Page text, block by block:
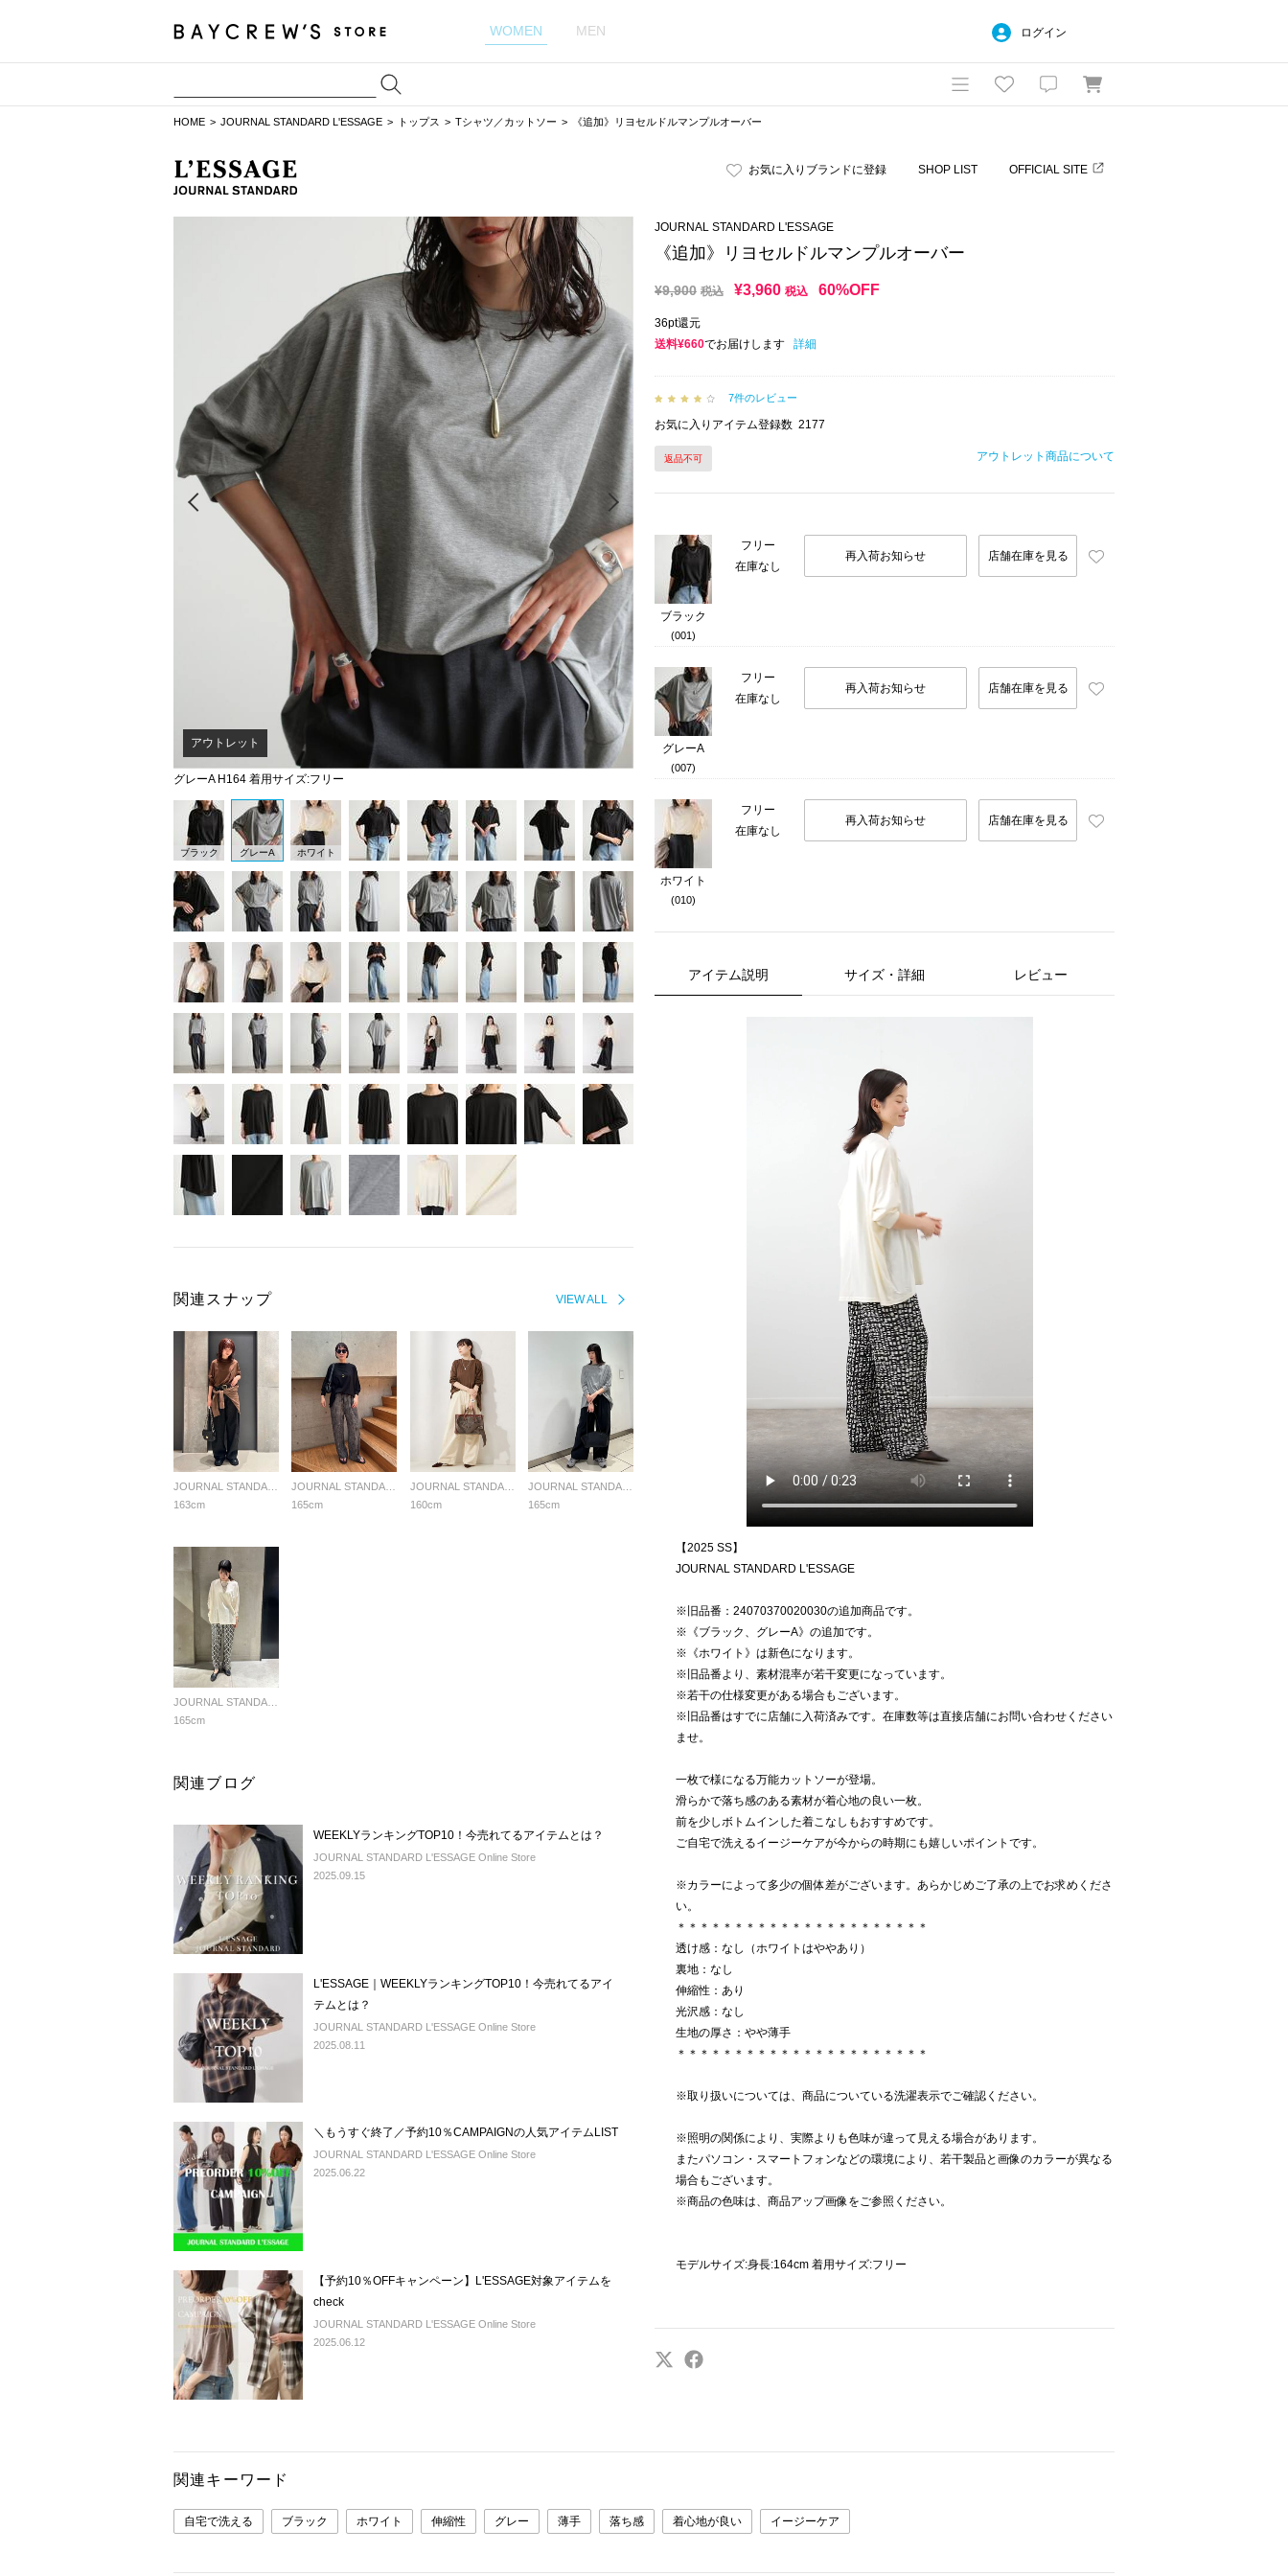
WOMEN MEN ログイン
HOME JOURNAL STANDARD L'ESSAGE トップス Tシャツ／カットソー 《追加》リヨセルドルマンプルオーバー
お気に入りブランドに登録 SHOP LIST OFFICIAL SITE
グレーA H164 着用サイズ:フリー
Next
Prev
アウトレット
ブラック グレーA ホワイト
VIEW ALL
関連スナップ
163cm
165cm
JOURNAL STANDARD L'ESSAGE
160cm
JOURNAL STANDARD L'ESSAGE
165cm
165cm
関連ブログ
WEEKLYランキングTOP10！今売れてるアイテムとは？
JOURNAL STANDARD L'ESSAGE Online Store
2025.09.15
L'ESSAGE｜WEEKLYランキングTOP10！今売れてるアイ
テムとは？
JOURNAL STANDARD L'ESSAGE Online Store
2025.08.11
＼もうすぐ終了／予約10％CAMPAIGNの人気アイテムLIST
JOURNAL STANDARD L'ESSAGE Online Store
2025.06.22
【予約10％OFFキャンペーン】L'ESSAGE対象アイテムを
check
JOURNAL STANDARD L'ESSAGE Online Store
2025.06.12
JOURNAL STANDARD L'ESSAGE
《追加》リヨセルドルマンプルオーバー
¥9,900 税込 ¥3,960 税込 60%OFF
36pt還元
送料¥660でお届けします 詳細
7件のレビュー
お気に入りアイテム登録数 2177
返品不可 アウトレット商品について
ブラック
(001)
フリー
在庫なし
再入荷お知らせ 店舗在庫を見る
グレーA
(007)
フリー
在庫なし
再入荷お知らせ 店舗在庫を見る
ホワイト
(010)
フリー
在庫なし
再入荷お知らせ 店舗在庫を見る
アイテム説明 サイズ・詳細 レビュー
【2025 SS】
JOURNAL STANDARD L'ESSAGE
※旧品番：24070370020030の追加商品です。
※《ブラック、グレーA》の追加です。
※《ホワイト》は新色になります。
※旧品番より、素材混率が若干変更になっています。
※若干の仕様変更がある場合もございます。
※旧品番はすでに店舗に入荷済みです。在庫数等は直接店舗にお問い合わせください
ませ。
一枚で様になる万能カットソーが登場。
滑らかで落ち感のある素材が着心地の良い一枚。
前を少しボトムインした着こなしもおすすめです。
ご自宅で洗えるイージーケアが今からの時期にも嬉しいポイントです。
※カラーによって多少の個体差がございます。あらかじめご了承の上でお求めくださ
い。
＊＊＊＊＊＊＊＊＊＊＊＊＊＊＊＊＊＊＊＊＊＊
透け感：なし（ホワイトはややあり）
裏地：なし
伸縮性：あり
光沢感：なし
生地の厚さ：やや薄手
＊＊＊＊＊＊＊＊＊＊＊＊＊＊＊＊＊＊＊＊＊＊
※取り扱いについては、商品についている洗濯表示でご確認ください。
※照明の関係により、実際よりも色味が違って見える場合があります。
またパソコン・スマートフォンなどの環境により、若干製品と画像のカラーが異なる
場合もございます。
※商品の色味は、商品アップ画像をご参照ください。
モデルサイズ:身長:164cm 着用サイズ:フリー
関連キーワード
自宅で洗える ブラック ホワイト 伸縮性 グレー 薄手 落ち感 着心地が良い イージーケア